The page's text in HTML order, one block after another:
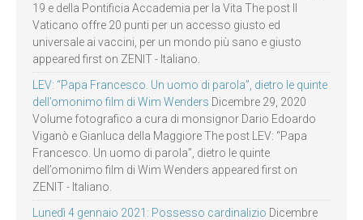
19 e della Pontificia Accademia per la Vita The post Il
Vaticano offre 20 punti per un accesso giusto ed
universale ai vaccini, per un mondo più sano e giusto
appeared first on ZENIT - Italiano.
LEV: “Papa Francesco. Un uomo di parola”, dietro le quinte
dell’omonimo film di Wim Wenders Dicembre 29, 2020
Volume fotografico a cura di monsignor Dario Edoardo
Viganò e Gianluca della Maggiore The post LEV: “Papa
Francesco. Un uomo di parola”, dietro le quinte
dell’omonimo film di Wim Wenders appeared first on
ZENIT - Italiano.
Lunedì 4 gennaio 2021: Possesso cardinalizio Dicembre